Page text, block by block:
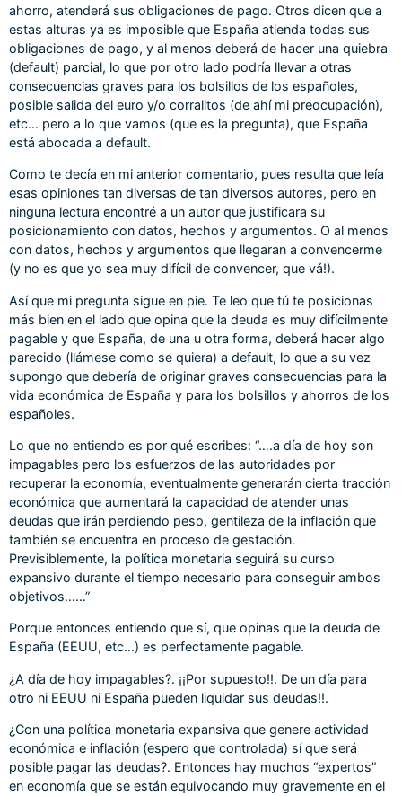
ahorro, atenderá sus obligaciones de pago. Otros dicen que a
estas alturas ya es imposible que España atienda todas sus
obligaciones de pago, y al menos deberá de hacer una quiebra
(default) parcial, lo que por otro lado podría llevar a otras
consecuencias graves para los bolsillos de los españoles,
posible salida del euro y/o corralitos (de ahí mi preocupación),
etc… pero a lo que vamos (que es la pregunta), que España
está abocada a default.
Como te decía en mi anterior comentario, pues resulta que leía
esas opiniones tan diversas de tan diversos autores, pero en
ninguna lectura encontré a un autor que justificara su
posicionamiento con datos, hechos y argumentos. O al menos
con datos, hechos y argumentos que llegaran a convencerme
(y no es que yo sea muy difícil de convencer, que vá!).
Así que mi pregunta sigue en pie. Te leo que tú te posicionas
más bien en el lado que opina que la deuda es muy difícilmente
pagable y que España, de una u otra forma, deberá hacer algo
parecido (llámese como se quiera) a default, lo que a su vez
supongo que debería de originar graves consecuencias para la
vida económica de España y para los bolsillos y ahorros de los
españoles.
Lo que no entiendo es por qué escribes: “….a día de hoy son
impagables pero los esfuerzos de las autoridades por
recuperar la economía, eventualmente generarán cierta tracción
económica que aumentará la capacidad de atender unas
deudas que irán perdiendo peso, gentileza de la inflación que
también se encuentra en proceso de gestación.
Previsiblemente, la política monetaria seguirá su curso
expansivo durante el tiempo necesario para conseguir ambos
objetivos……”
Porque entonces entiendo que sí, que opinas que la deuda de
España (EEUU, etc…) es perfectamente pagable.
¿A día de hoy impagables?. ¡¡Por supuesto!!. De un día para
otro ni EEUU ni España pueden liquidar sus deudas!!.
¿Con una política monetaria expansiva que genere actividad
económica e inflación (espero que controlada) sí que será
posible pagar las deudas?. Entonces hay muchos “expertos”
en economía que se están equivocando muy gravemente en el